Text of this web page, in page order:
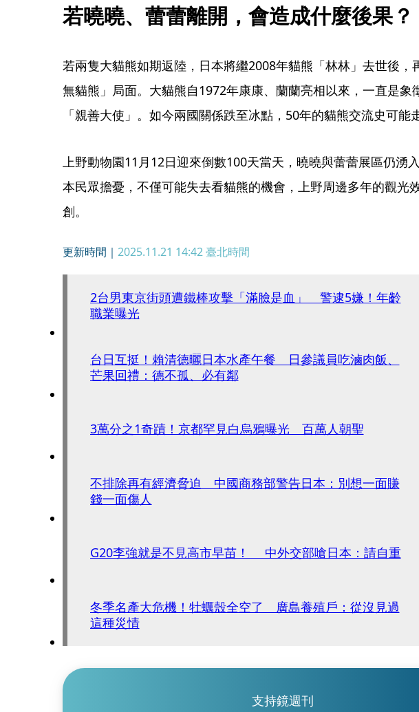
若曉曉、蕾蕾離開，會造成什麼後果？
若兩隻大貓熊如期返陸，日本將繼2008年貓熊「林林」去世後，
無貓熊」局面。大貓熊自1972年康康、蘭蘭亮相以來，一直是象
「親善大使」。如今兩國關係跌至冰點，50年的貓熊交流史可能
上野動物園11月12日迎來倒數100天當天，曉曉與蕾蕾展區仍湧
本民眾擔憂，不僅可能失去看貓熊的機會，上野周邊多年的觀光
創。
更新時間｜ 2025.11.21 14:42臺北時間
2台男東京街頭遭鐵棒攻擊「滿臉是血」 警逮5嫌！年齡
職業曝光
台日互挺！賴清德曬日本水產午餐 日參議員吃滷肉飯、
芒果回禮：德不孤、必有鄰
3萬分之1奇蹟！京都罕見白烏鴉曝光 百萬人朝聖
不排除再有經濟脅迫 中國商務部警告日本：別想一面賺
錢一面傷人
G20李強就是不見高市早苗！ 中外交部嗆日本：請自重
冬季名產大危機！牡蠣殼全空了 廣島養殖戶：從沒見過
這種災情
支持鏡週刊